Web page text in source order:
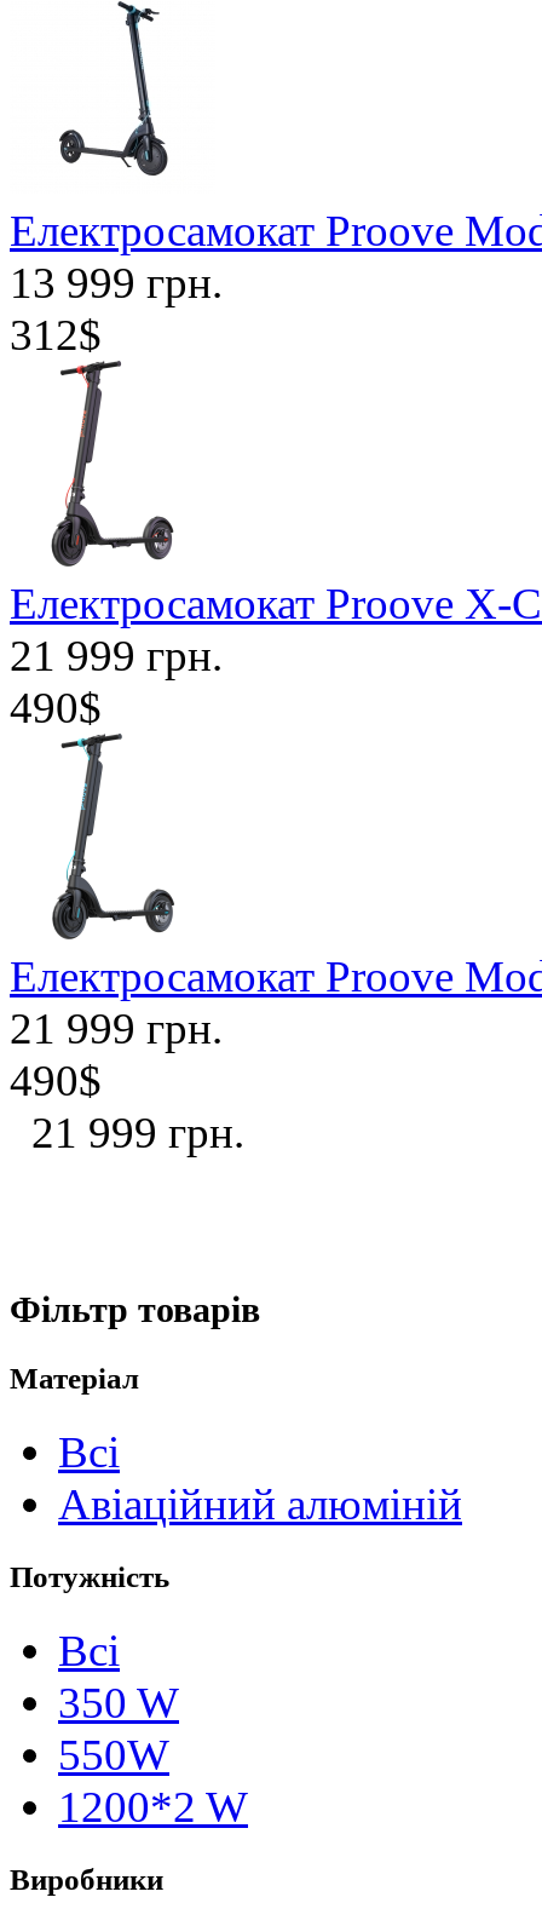
Електросамокат Proove
13 999 грн.
312$
Електросамокат Proove X-
21 999 грн.
490$
Електросамокат Proove
21 999 грн.
490$
21 999 грн.
Фільтр товарів
Матеріал
Всі
Авіаційний алюміній
Потужність
Всі
350 W
550W
1200*2 W
Виробники